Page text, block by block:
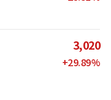
3,020
+29.89%